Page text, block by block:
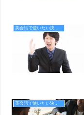
英会話で使いたい決め台詞
英会話で使いたい決め台詞